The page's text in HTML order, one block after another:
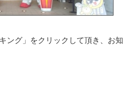
ング」をクリックして頂き、お知